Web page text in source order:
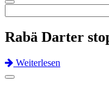
Toggle
navigation
Rabä Darter
Weiterlesen
Previous
Next
Toggle